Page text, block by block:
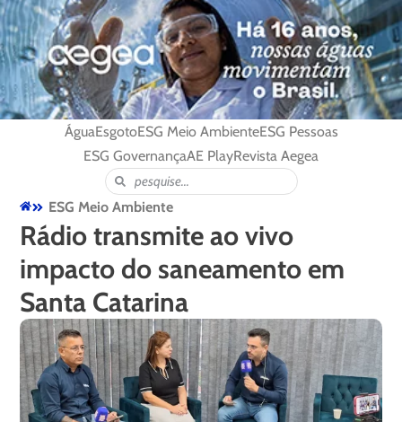
ÁguaEsgotoESG Meio AmbienteESG Pessoas
ESG GovernançaAE PlayRevista Aegea
ESG Meio Ambiente
Rádio transmite ao vivo
impacto do saneamento em
Santa Catarina